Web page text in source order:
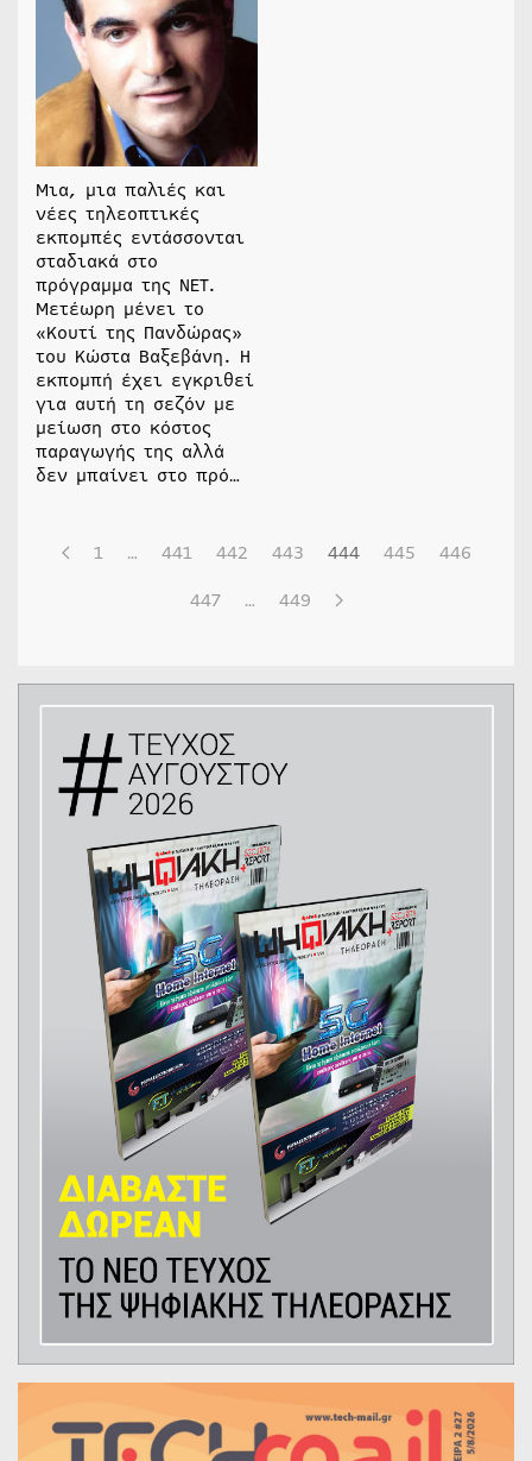
Μια, μια παλιές και
νέες τηλεοπτικές
εκπομπές εντάσσονται
σταδιακά στο
πρόγραμμα της ΝΕΤ.
Μετέωρη μένει το
«Κουτί της Πανδώρας»
του Κώστα Βαξεβάνη. Η
εκπομπή έχει εγκριθεί
για αυτή τη σεζόν με
μείωση στο κόστος
παραγωγής της αλλά
δεν μπαίνει στο πρό…
1 … 441 442 443 444 445
446
447
… 449